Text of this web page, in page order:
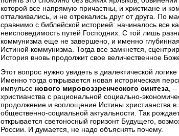
которой все напрямую причастны, и христиане и
отталкивались, и не отрекались друг от друга. По
сравнимо с библейской историей: начиналось все
неисповедимость путей Господних. С той лишь
коммунизма еще не завершено, и именно
Истиной коммунизма. Тогда все замкнется,
История вновь продолжит свое величественное
Этот вопрос нужно увидеть в диалектической
Именно тогда открывается новая историческая
импульсе нового мировоззренческого синтеза –
христианства с рациональной социально-
продолжение и воплощение Истины христианства
общественно-социальной актуальности. Так
открывается светоносный горизонт Будущего,
России. И думается, не надо объяснять почему.